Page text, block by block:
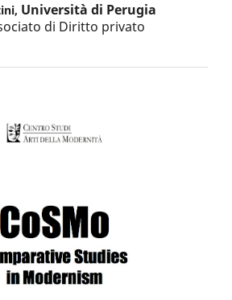
Università di Perugia
di Diritto privato